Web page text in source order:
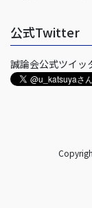
公式Twitter
誠論会公式ツイッ